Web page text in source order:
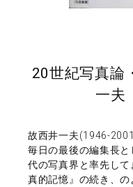
20世紀写真
一夫
故西井一夫(1946-
毎日の最後の編集長
代の写真界と率先し
真的記憶』の続き、